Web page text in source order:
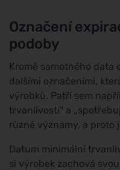
Označení
podoby
Kromě samotného data
dalšími označeními,
výrobků. Patří sem
trvanlivosti" a
různé významy, a proto
Datum minimální
si výrobek zachová